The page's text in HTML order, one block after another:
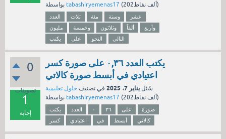
tabashiryemenas17 ( 202ألف نقاط)
العدد ثلاث مئة وستة
عشر
مليون
وخمسة وثلاثون ألفاً
وأربع
يكتب
على النحو التالي
0
تصويتات
1
إجابة
يكتب العدد ٠,٣٦ على صورة كسر
اعتيادي في أبسط صورة كالاتي
سُئل يناير 7، 2025 في تصنيف حلول تعليمية
tabashiryemenas17 ( 202ألف نقاط)
يكتب العدد ٠ ٣٦ على
صورة
كسر
اعتيادي في أبسط كالاتي